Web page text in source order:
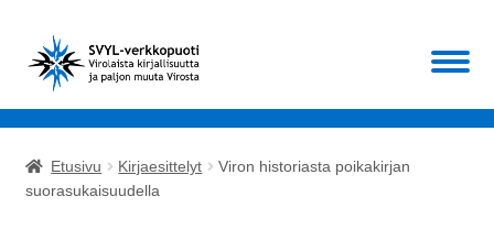
Siirry
navigointiin
Siirry
sisältöön
Valikko
Kirjat
Etusivu Kirjaesittelyt
Viron historiasta poikakirjan
suorasukaisuudella